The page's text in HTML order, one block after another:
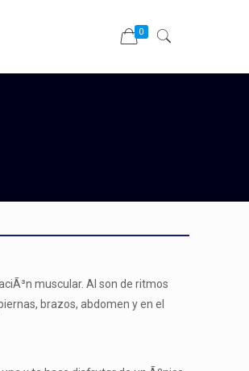
0
muscular. Al son de ritmos
brazos, abdomen y en el